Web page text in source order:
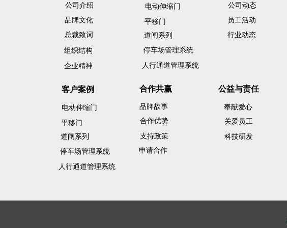
公司介绍
品牌文化
总裁致词
组织结构
企业精神
电动伸缩门
平移门
道闸系列
停车场管理系统
人行通道管理系统
公司动态
员工活动
行业动态
电动伸缩门
客户案例
平移门
道闸系列
停车场管理系统
人行通道管理系统
合作共赢
品牌故事
合作优势
支持政策
申请合作
公益与责任
奉献爱心
关爱员工
科技研发